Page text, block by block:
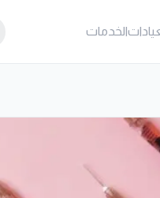
الخدمات